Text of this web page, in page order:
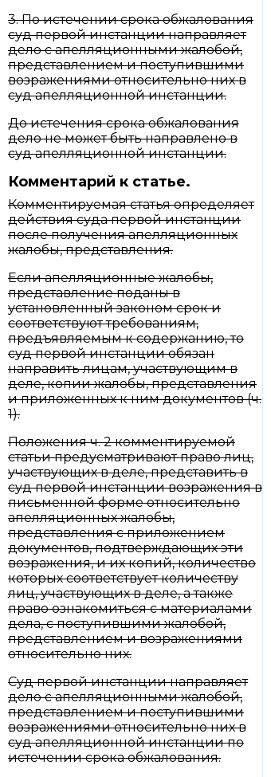
3. По истечении срока обжалования
суд первой инстанции направляет
дело с апелляционными жалобой,
представлением и поступившими
возражениями относительно них в
суд апелляционной инстанции.
До истечения срока обжалования
дело не может быть направлено в
суд апелляционной инстанции.
Комментарий к статье.
Комментируемая статья определяет
действия суда первой инстанции
после получения апелляционных
жалобы, представления.
Если апелляционные жалобы,
представление поданы в
установленный законом срок и
соответствуют требованиям,
предъявляемым к содержанию, то
суд первой инстанции обязан
направить лицам, участвующим в
деле, копии жалобы, представления
и приложенных к ним документов (ч.
1).
Положения ч. 2 комментируемой
статьи предусматривают право лиц,
участвующих в деле, представить в
суд первой инстанции возражения в
письменной форме относительно
апелляционных жалобы,
представления с приложением
документов, подтверждающих эти
возражения, и их копий, количество
которых соответствует количеству
лиц, участвующих в деле, а также
право ознакомиться с материалами
дела, с поступившими жалобой,
представлением и возражениями
относительно них.
Суд первой инстанции направляет
дело с апелляционными жалобой,
представлением и поступившими
возражениями относительно них в
суд апелляционной инстанции по
истечении срока обжалования.